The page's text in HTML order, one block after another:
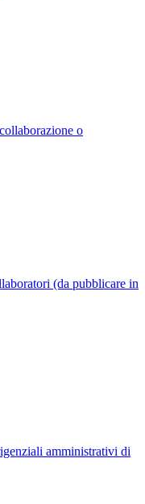
o
(da pubblicare in
amministrativi di